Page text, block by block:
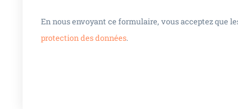
En nous envoyant ce formulaire, vous acceptez que
protection des données.